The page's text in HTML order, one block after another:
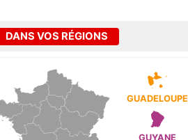
DANS VOS RÉGIONS
GUADELOUPE
GUYANE